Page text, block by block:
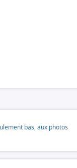
bas, aux photos